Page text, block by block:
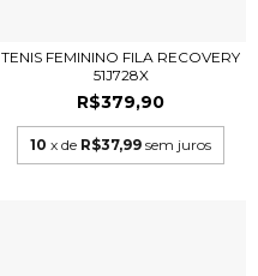
TENIS FEMININO FILA RECOVERY
51J728X
R$379,90
10 x de R$37,99 sem juros